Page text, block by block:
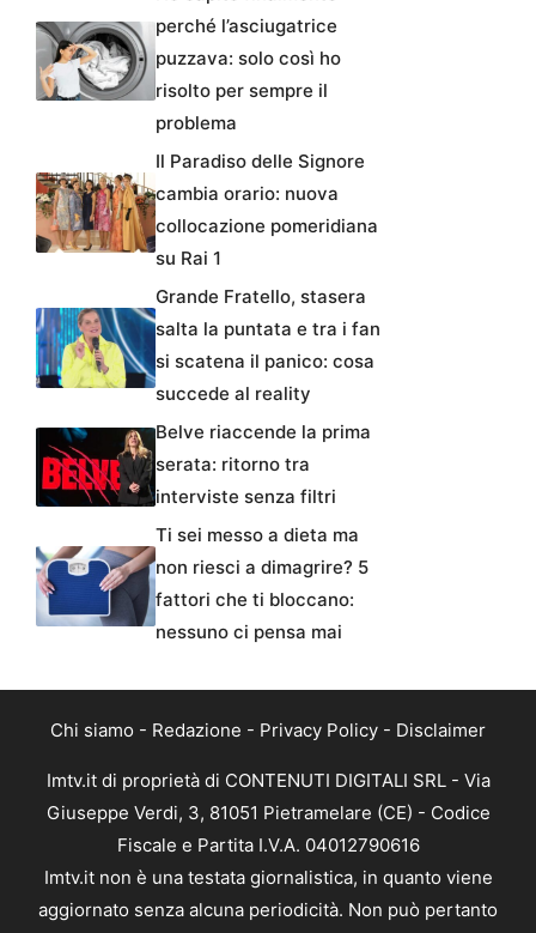
perché l’asciugatrice
puzzava: solo così ho
risolto per sempre il
problema
Il Paradiso delle Signore
cambia orario: nuova
collocazione pomeridiana
su Rai 1
Grande Fratello, stasera
salta la puntata e tra i fan
si scatena il panico: cosa
succede al reality
Belve riaccende la prima
serata: ritorno tra
interviste senza filtri
Ti sei messo a dieta ma
non riesci a dimagrire? 5
fattori che ti bloccano:
nessuno ci pensa mai
Chi siamo - Redazione - Privacy Policy - Disclaimer
Imtv.it di proprietà di CONTENUTI DIGITALI SRL - Via
Giuseppe Verdi, 3, 81051 Pietramelare (CE) - Codice
Fiscale e Partita I.V.A. 04012790616
Imtv.it non è una testata giornalistica, in quanto viene
aggiornato senza alcuna periodicità. Non può pertanto